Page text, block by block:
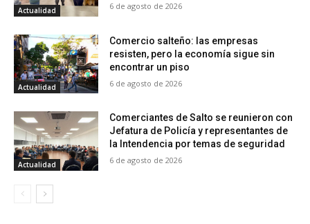
Actualidad 6 de agosto de 2026
Actualidad
Comercio salteño: las empresas
resisten, pero la economía sigue sin
encontrar un piso
6 de agosto de 2026
Actualidad
Comerciantes de Salto se reunieron con
Jefatura de Policía y representantes de
la Intendencia por temas de seguridad
6 de agosto de 2026